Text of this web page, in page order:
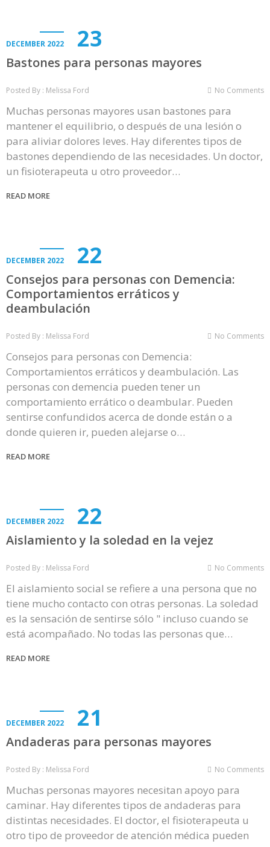
DECEMBER 2022 23
Bastones para personas mayores
Posted By : Melissa Ford No Comments
Muchas personas mayores usan bastones para
mantener el equilibrio, o después de una lesión o
para aliviar dolores leves. Hay diferentes tipos de
bastones dependiendo de las necesidades. Un doctor,
un fisioterapeuta u otro proveedor…
READ MORE
DECEMBER 2022 22
Consejos para personas con Demencia:
Comportamientos erráticos y
deambulación
Posted By : Melissa Ford No Comments
Consejos para personas con Demencia:
Comportamientos erráticos y deambulación. Las
personas con demencia pueden tener un
comportamiento errático o deambular. Pueden
sentirse confundidos acerca de donde están o a
donde quieren ir, pueden alejarse o…
READ MORE
DECEMBER 2022 22
Aislamiento y la soledad en la vejez
Posted By : Melissa Ford No Comments
El aislamiento social se refiere a una persona que no
tiene mucho contacto con otras personas. La soledad
es la sensación de sentirse sólo " incluso cuando se
está acompañado. No todas las personas que…
READ MORE
DECEMBER 2022 21
Andaderas para personas mayores
Posted By : Melissa Ford No Comments
Muchas personas mayores necesitan apoyo para
caminar. Hay diferentes tipos de andaderas para
distintas necesidades. El doctor, el fisioterapeuta u
otro tipo de proveedor de atención médica pueden